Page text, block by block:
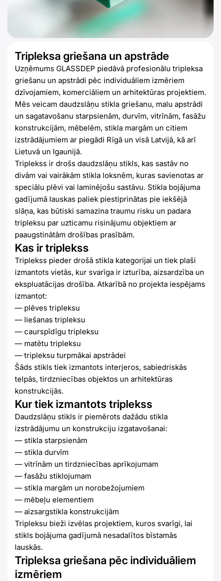
Tripleksa griešana un apstrāde
Uzņēmums GLASSDEP piedāvā profesionālu tripleksa
griešanu un apstrādi pēc individuāliem izmēriem
dzīvojamiem, komerciāliem un arhitektūras projektiem.
Mēs veicam daudzslāņu stikla griešanu, malu apstrādi
un sagatavošanu starpsienām, durvīm, vitrīnām, fasāžu
konstrukcijām, mēbelēm, stikla margām un citiem
izstrādājumiem ar piegādi Rīgā un visā Latvijā, kā arī
Lietuvā un Igaunijā.
Triplekss ir drošs daudzslāņu stikls, kas sastāv no
divām vai vairākām stikla loksnēm, kuras savienotas ar
speciālu plēvi vai laminējošu sastāvu. Stikla bojājuma
gadījumā lauskas paliek piestiprinātas pie iekšējā
slāņa, kas būtiski samazina traumu risku un padara
tripleksu par uzticamu risinājumu objektiem ar
paaugstinātām drošības prasībām.
Kas ir triplekss
Triplekss pieder drošā stikla kategorijai un tiek plaši
izmantots vietās, kur svarīga ir izturība, aizsardzība un
ekspluatācijas drošība. Atkarībā no projekta iespējams
izmantot:
— plēves tripleksu
— liešanas tripleksu
— caurspīdīgu tripleksu
— matētu tripleksu
— tripleksu turpmākai apstrādei
Šāds stikls tiek izmantots interjeros, sabiedriskās
telpās, tirdzniecības objektos un arhitektūras
konstrukcijās.
Kur tiek izmantots triplekss
Daudzslāņu stikls ir piemērots dažādu stikla
izstrādājumu un konstrukciju izgatavošanai:
— stikla starpsienām
— stikla durvīm
— vitrīnām un tirdzniecības aprīkojumam
— fasāžu stiklojumam
— stikla margām un norobežojumiem
— mēbeļu elementiem
— aizsargstikla konstrukcijām
Tripleksu bieži izvēlas projektiem, kuros svarīgi, lai
stikls bojājuma gadījumā nesadalītos bīstamās
lauskās.
Tripleksa griešana pēc individuāliem
izmēriem